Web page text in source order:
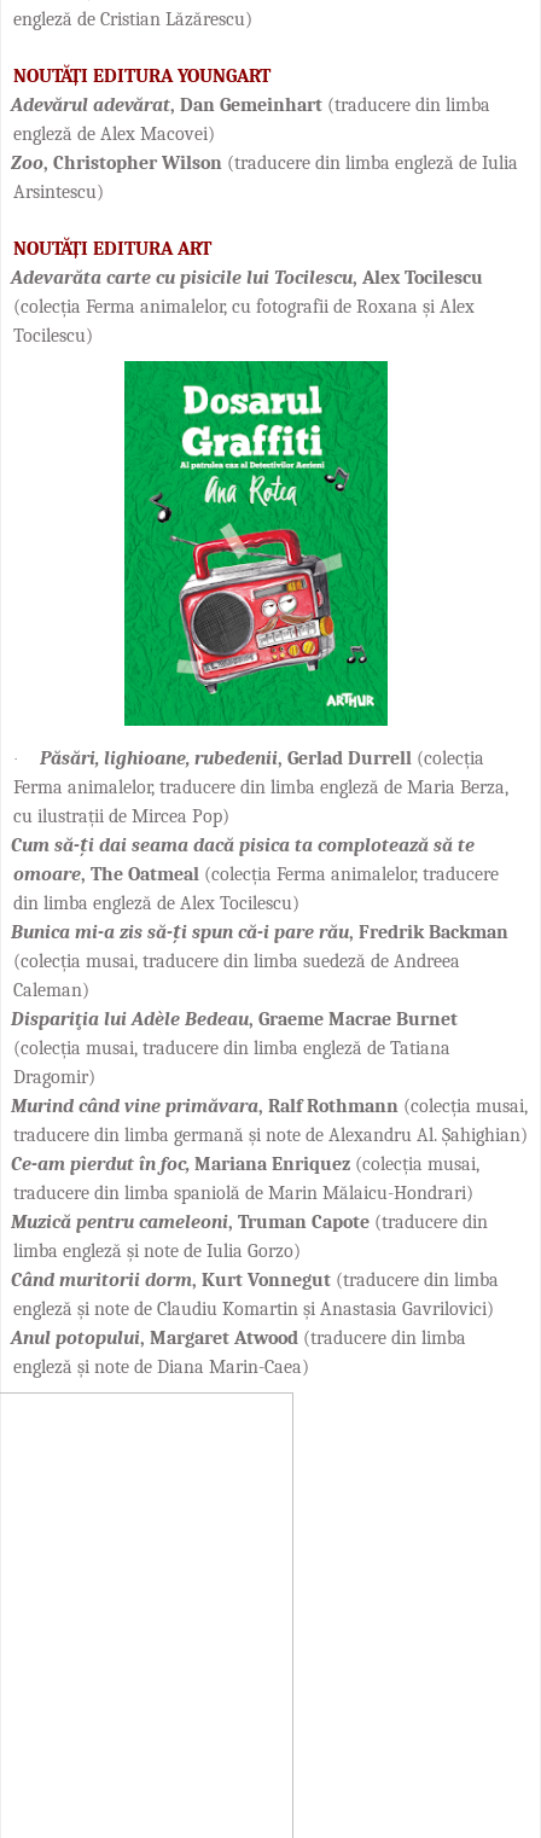
engleză de Cristian Lăzărescu)
NOUTĂȚI EDITURA YOUNGART
Adevărul adevărat, Dan Gemeinhart (traducere din limba
engleză de Alex Macovei)
Zoo, Christopher Wilson (traducere din limba engleză de Iulia
Arsintescu)
NOUTĂȚI EDITURA ART
Adevarăta carte cu pisicile lui Tocilescu, Alex Tocilescu
(colecția Ferma animalelor, cu fotografii de Roxana și Alex
Tocilescu)
· Păsări, lighioane, rubedenii, Gerlad Durrell (colecția
Ferma animalelor, traducere din limba engleză de Maria Berza,
cu ilustrații de Mircea Pop)
Cum să-ți dai seama dacă pisica ta complotează să te
omoare, The Oatmeal (colecția Ferma animalelor, traducere
din limba engleză de Alex Tocilescu)
Bunica mi-a zis să-ți spun că-i pare rău, Fredrik Backman
(colecția musai, traducere din limba suedeză de Andreea
Caleman)
Dispariţia lui Adèle Bedeau, Graeme Macrae Burnet
(colecția musai, traducere din limba engleză de Tatiana
Dragomir)
Murind când vine primăvara, Ralf Rothmann (colecția musai,
traducere din limba germană și note de Alexandru Al. Șahighian)
Ce-am pierdut în foc, Mariana Enriquez (colecția musai,
traducere din limba spaniolă de Marin Mălaicu-Hondrari)
Muzică pentru cameleoni, Truman Capote (traducere din
limba engleză și note de Iulia Gorzo)
Când muritorii dorm, Kurt Vonnegut (traducere din limba
engleză și note de Claudiu Komartin și Anastasia Gavrilovici)
Anul potopului, Margaret Atwood (traducere din limba
engleză și note de Diana Marin-Caea)